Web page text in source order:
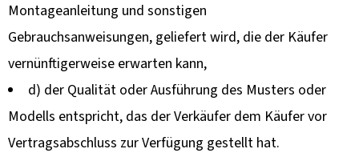
Montageanleitung und sonstigen
Gebrauchsanweisungen, geliefert wird, die der Käufer
vernünftigerweise erwarten kann,
d) der Qualität oder Ausführung des Musters oder
Modells entspricht, das der Verkäufer dem Käufer vor
Vertragsabschluss zur Verfügung gestellt hat.